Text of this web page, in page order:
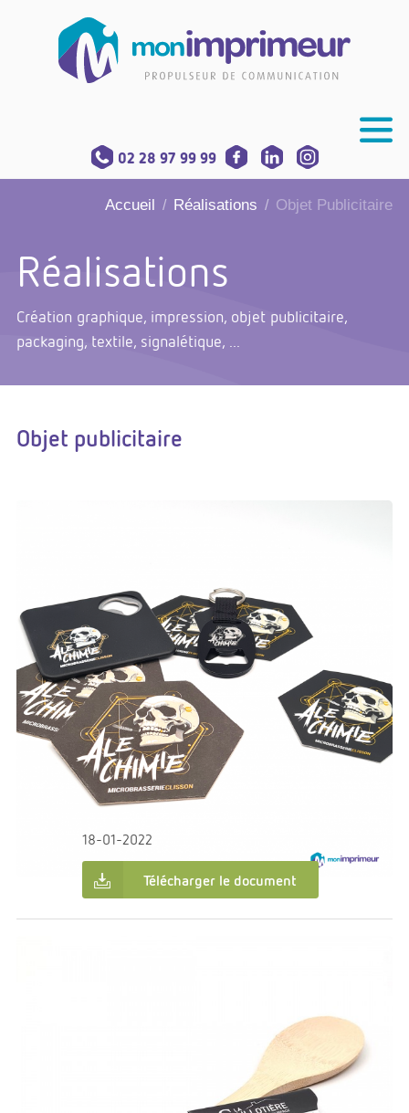
02 28 97 99 99
Accueil / Réalisations / Objet Publicitaire
Réalisations
Création graphique, impression, objet publicitaire,
packaging, textile, signalétique, ...
Objet publicitaire
€0.00
Dans:Objet publicitaire
Alechimie microbrasserie
18-01-2022
Télécharger le document